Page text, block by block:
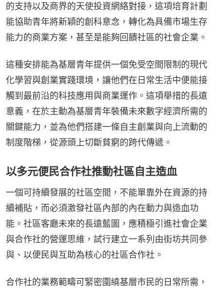
的支持以及商界的天使投資網絡對接，這項培育計劃
能協助青年將新穎的創科意念，轉化為具備市場生存
能力的商業方案，甚至是能夠回饋社區的社會企業。
這種安排能為基層青年提供一個免受空間限制的現代
化學習與創業實踐環境，讓他們在日常生活中便能接
觸到最前沿的科技應用與商業運作。這項舉措的長遠
意義，在於主動為基層青年裝備未來數字經濟所需的
關鍵能力，並為他們搭建一條自主創業與向上流動的
制度階梯，從源頭上切斷貧窮的跨代傳遞。
以多元便民合作社推動社區自主造血
一個可持續發展的社區空間，不能單靠外在資源的持
續補貼，而必須激發社區內部的內在動力與造血功
能。社區客廳未來的長遠藍圖，應積極引進社會企業
與合作社的營運思維，試行建立一系列由街坊共同參
與、以便民與互助為核心的社區合作社。
合作社的業務範疇可緊密圍繞基層市民的日常所需，